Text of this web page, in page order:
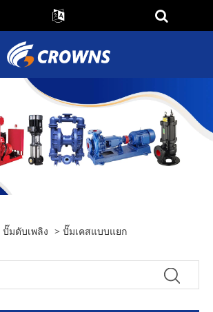
ปั๊มดับเพลิง > ปั๊มเคสแบบแยก